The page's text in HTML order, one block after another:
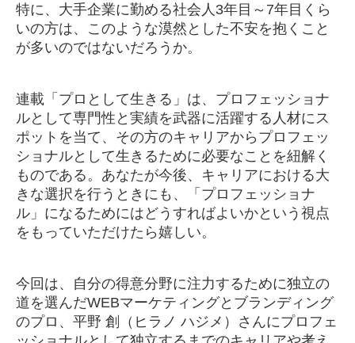
特に、大手企業に勤める社会人3年目～7年目くら
いの方は、このような漠然とした不安を抱くこと
が多いのではないだろうか。
連載「プロとして生きる」は、プロフェッショナ
ルとして専門性と実績を武器に活躍する人材にス
ポットを当て、その方のキャリアからプロフェッ
ショナルとして生きるために必要なことを紐解く
ものである。あなたが今後、キャリアにおける大
きな選択を行うときにも、「プロフェッショナ
ル」になるためにはどうすればよいかという視点
をもっていただけたら嬉しい。
今回は、自分の得意分野に注力するために独立の
道を選んだWEBマーケティングとブランディング
のプロ、平野 創（ヒラノ ハジメ）さんにプロフェ